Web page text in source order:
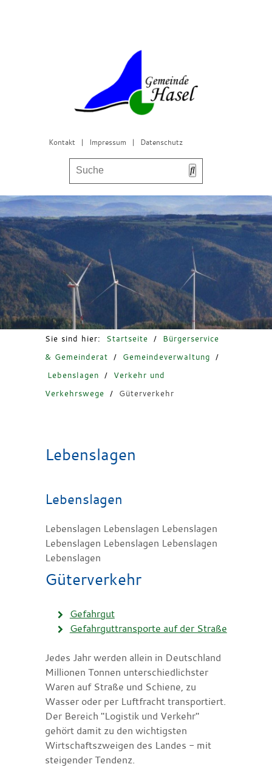
Kontakt | Impressum | Datenschutz
Bürgerservice & Gemeinderat
Leben in Hasel
Freizeit & Tourismus
Sie sind hier: Startseite /
Bürgerservice
& Gemeinderat
/ Gemeindeverwaltung
/
Lebenslagen
/
Verkehr und
Verkehrswege
/ Güterverkehr
Lebenslagen
Lebenslagen
Lebenslagen Lebenslagen Lebenslagen
Lebenslagen Lebenslagen Lebenslagen
Lebenslagen
Güterverkehr
Gefahrgut
Gefahrguttransporte auf der Straße
Jedes Jahr werden allein in Deutschland
Millionen Tonnen unterschiedlichster
Waren auf Straße und Schiene, zu
Wasser oder per Luftfracht transportiert.
Der Bereich "Logistik und Verkehr"
gehört damit zu den wichtigsten
Wirtschaftszweigen des Landes - mit
steigender Tendenz.